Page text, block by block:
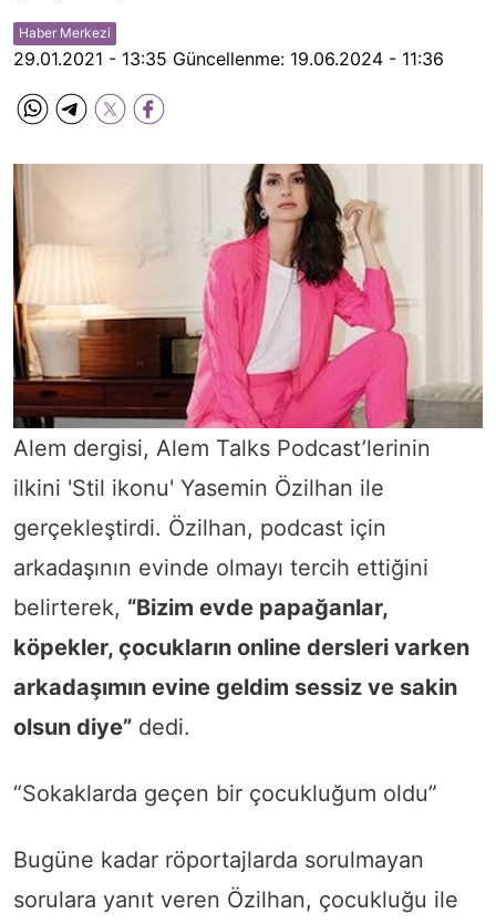
Haber Merkezi
29.01.2021 - 13:35 Güncellenme: 19.06.2024 - 11:36
Alem dergisi, Alem Talks Podcast’lerinin
ilkini 'Stil ikonu' Yasemin Özilhan ile
gerçekleştirdi. Özilhan, podcast için
arkadaşının evinde olmayı tercih ettiğini
belirterek, “Bizim evde papağanlar,
köpekler, çocukların online dersleri varken
arkadaşımın evine geldim sessiz ve sakin
olsun diye” dedi.
“Sokaklarda geçen bir çocukluğum oldu”
Bugüne kadar röportajlarda sorulmayan
sorulara yanıt veren Özilhan, çocukluğu ile